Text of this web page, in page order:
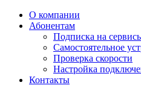
О компании
Абонентам
Подписка на
Самостоятельное
Проверка скорости
Настройка
Контакты